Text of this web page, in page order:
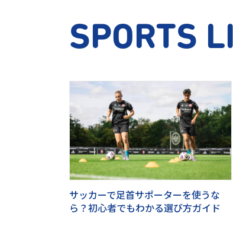
SPORTS
サッカーで足首サポーターを使うな
ら？初心者でもわかる選び方ガイド